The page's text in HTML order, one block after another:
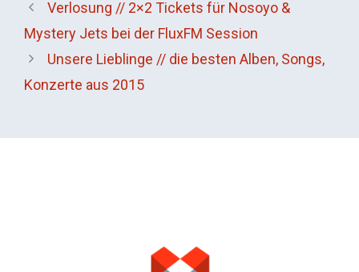
Verlosung // 2×2 Tickets für Nosoyo &
Mystery Jets bei der FluxFM Session
Unsere Lieblinge // die besten Alben, Songs,
Konzerte aus 2015